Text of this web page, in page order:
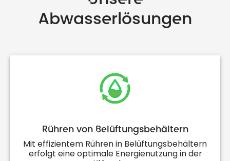
Abwasserlösungen
Rühren von Belüftungsbehältern
Mit effizientem Rühren in Belüftungsbehältern
erfolgt eine optimale Energienutzung in der